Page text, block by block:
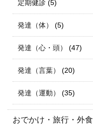
定期健診 (5)
発達（体） (5)
発達（心・頭） (47)
発達（言葉） (20)
発達（運動） (35)
おでかけ・旅行・外食